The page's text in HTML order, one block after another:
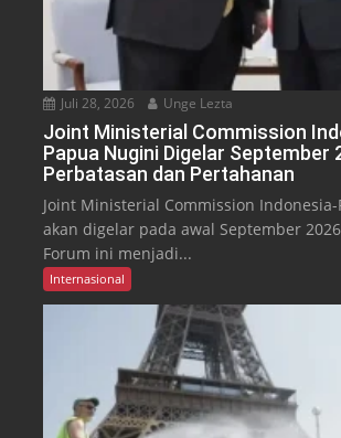
Juli 28, 2026 Unge Lezta
Joint Ministerial Commission
Papua Nugini Digelar September
Perbatasan dan Pertahanan
Joint Ministerial Commission
akan digelar pada awal September
Forum ini menjadi...
Internasional